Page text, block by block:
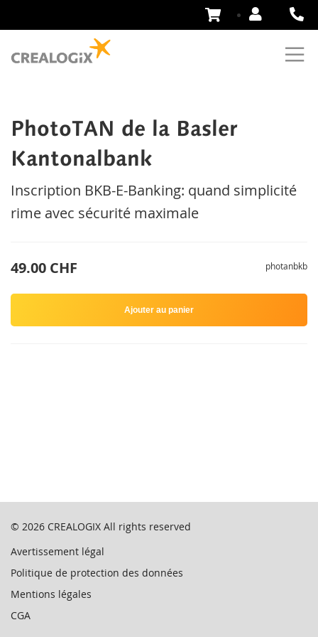
Aller
PhotoTAN de la Basler
Kantonalbank
Inscription BKB-E-Banking: quand simplicité
rime avec sécurité maximale
49.00 CHF photanbkb
Ajouter au panier
© 2026 CREALOGIX All rights reserved
Avertissement légal
Politique de protection des données
Mentions légales
CGA